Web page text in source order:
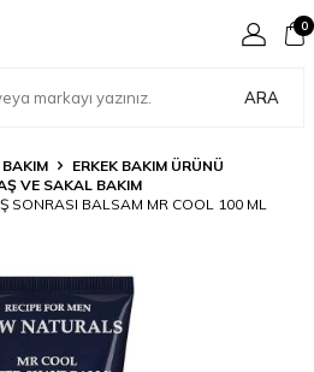
ARA
0
BAKIM
ERKEK BAKIM ÜRÜNÜ
VE SAKAL BAKIM
SONRASI BALSAM MR COOL 100 ML